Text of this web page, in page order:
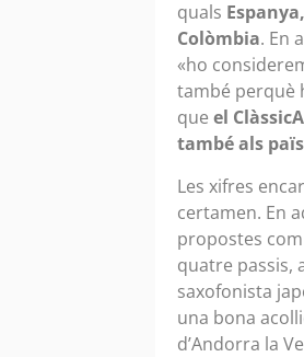
quals
Colòmbia. En
«ho
també perquè
que el
també als
Les xifres
certamen. En
propostes com
quatre passis,
saxofonista
una bona
d’Andorra la